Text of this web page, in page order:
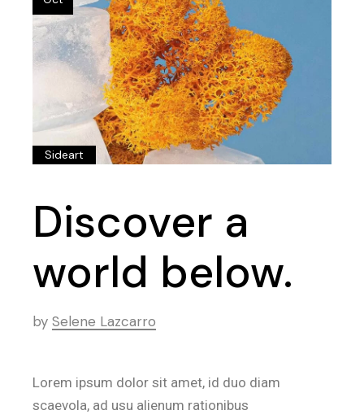
Sideart
Discover a
world below.
by Selene Lazcarro
Lorem ipsum dolor sit amet, id duo diam
scaevola, ad usu alienum rationibus